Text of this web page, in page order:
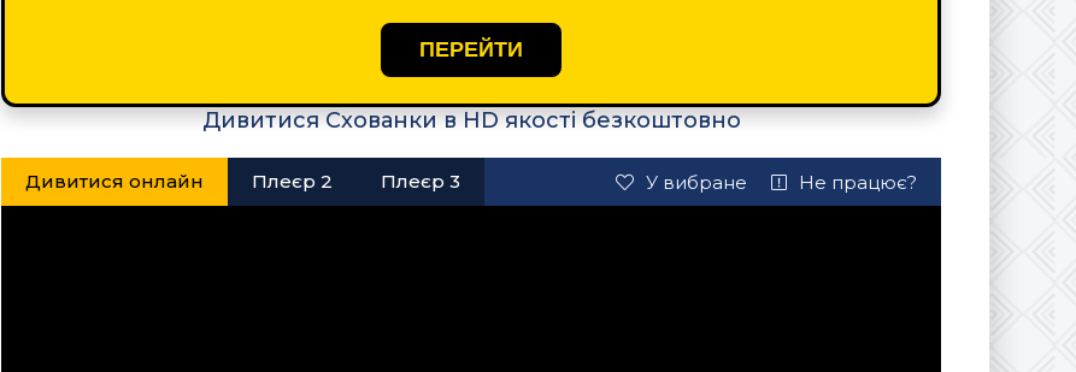
ПЕРЕЙТИ
Дивитися Схованки в HD якості безкоштовно
Дивитися онлайн Плеєр 2 Плеєр 3 У вибране Не працює?